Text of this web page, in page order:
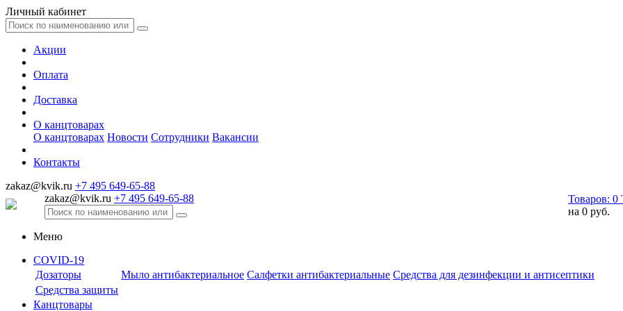
Личный кабинет
Акции
Оплата
Доставка
О канцтоварах
О канцтоварах Новости Сотрудники Вакансии
Контакты
zakaz@kvik.ru +7 495 649-65-88
zakaz@kvik.ru +7 495 649-65-88 Товаров: 0
на 0 руб.
Меню
COVID-19
Дозаторы
Мыло антибактериальное Салфетки антибактериальные Средства для дезинфекции и антисептики
Средства защиты
Канцтовары